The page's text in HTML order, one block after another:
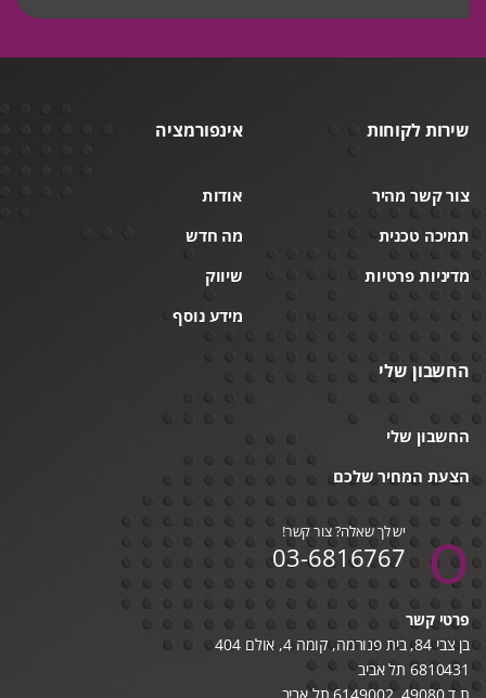
שירות לקוחות
צור קשר מהיר
תמיכה טכנית
מדיניות פרטיות
אינפורמציה
אודות
מה חדש
שיווק
מידע נוסף
החשבון שלי
החשבון שלי
הצעת המחיר שלכם
יש לך שאלה? צור קשר!
03-6816767
פרטי קשר
בן צבי 84, בית פנורמה, קומה 4, אולם 404
6810431 תל אביב
ת.ד 49080, 6149002 תל אביב